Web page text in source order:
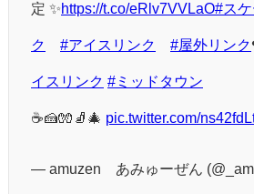
定 ✨https://t.co/eRlv7VVLaO#スケ
ク #アイスリンク #屋外リンク
イスリンク #ミッドタウン
☕🍰🧤🧦🎄 pic.twitter.com/
— amuzen あみゅーぜん